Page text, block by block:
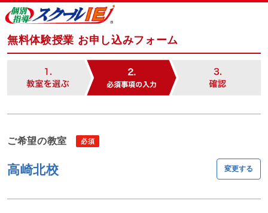
無料体験授業 お申し込みフォーム
ご希望の教室
高崎北校 変更する